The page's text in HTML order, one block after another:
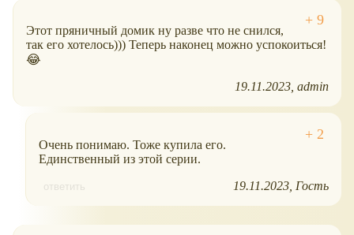
Этот пряничный домик ну разве что не снился,
так его хотелось))) Теперь наконец можно успокоиться!
😂
19.11.2023 admin
Очень понимаю. Тоже купила его.
Единственный из этой серии.
ответить 19.11.2023 Гость